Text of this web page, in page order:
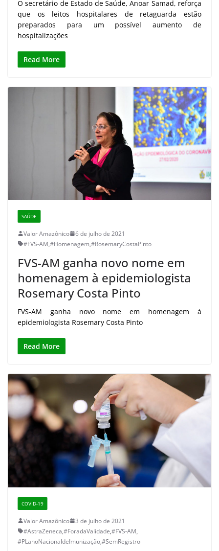
O secretário de Estado de Saúde, Anoar Samad, reforça
que os leitos hospitalares de retaguarda estão
preparados para um possível aumento de
hospitalizações
Read More
SAÚDE
Valor Amazônico
6 de julho de 2021
#FVS-AM,#Homenagem,#RosemaryCostaPinto
FVS-AM ganha novo nome em
homenagem à epidemiologista
Rosemary Costa Pinto
FVS-AM ganha novo nome em homenagem à
epidemiologista Rosemary Costa Pinto
Read More
COVID-19
Valor Amazônico
3 de julho de 2021
#AstraZeneca,#ForadaValidade,#FVS-AM,
#PLanoNacionaldeImunização,#SemRegistro